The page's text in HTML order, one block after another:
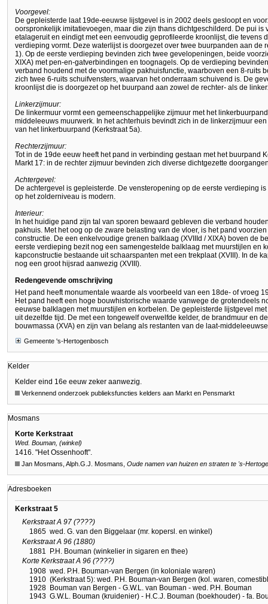
Voorgevel:
De gepleisterde laat 19de-eeuwse lijstgevel is in 2002 deels gesloopt en
oorspronkelijk imitatievoegen, maar die zijn thans dichtgeschilderd. De pui
etalageruit en eindigt met een eenvoudig geprofileerde kroonlijst, die tevens
verdieping vormt. Deze waterlijst is doorgezet over twee buurpanden aan de
1). Op de eerste verdieping bevinden zich twee gevelopeningen, beide
XIXA) met pen-en-gatverbindingen en toognagels. Op de verdieping
verband houdend met de voormalige pakhuisfunctie, waarboven een 8-ruits
zich twee 6-ruits schuifvensters, waarvan het onderraam schuivend is. De
kroonlijst die is doorgezet op het buurpand aan zowel de rechter- als de
Linkerzijmuur:
De linkermuur vormt een gemeenschappelijke zijmuur met het
middeleeuws muurwerk. In het achterhuis bevindt zich in de linkerzijmuur
van het linkerbuurpand (Kerkstraat 5a).
Rechterzijmuur:
Tot in de 19de eeuw heeft het pand in verbinding gestaan met het buurpand
Markt 17: in de rechter zijmuur bevinden zich diverse dichtgezette
Achtergevel:
De achtergevel is gepleisterde. De vensteropening op de eerste verdieping
op het zolderniveau is modern.
Interieur:
In het huidige pand zijn tal van sporen bewaard gebleven die verband
pakhuis. Met het oog op de zware belasting van de vloer, is het pand
constructie. De een enkelvoudige grenen balklaag (XVIIId / XIXA) boven de
eerste verdieping bezit nog een samengestelde balklaag met muurstijlen en
kapconstructie bestaande uit schaarspanten met een trekplaat (XVIII). In de
nog een groot hijsrad aanwezig (XVIII).
Redengevende omschrijving
Het pand heeft monumentale waarde als voorbeeld van een 18de- of vroeg
Het pand heeft een hoge bouwhistorische waarde vanwege de grotendeels
eeuwse balklagen met muurstijlen en korbelen. De gepleisterde lijstgevel
uit dezelfde tijd. De met een tongewelf overwelfde kelder, de brandmuur en
bouwmassa (XVA) en zijn van belang als restanten van de laat-
Gemeente 's-Hertogenbosch
Kelder
Kelder eind 16e eeuw zeker aanwezig.
Verkennend onderzoek publieksfuncties kelders aan Markt en Pensmarkt
Mosmans
Korte Kerkstraat
Wed. Bouman, (winkel)
1416. "Het Ossenhooft".
Jan Mosmans, Alph.G.J. Mosmans, Oude namen van huizen en straten te 's-
Adresboeken
Kerkstraat 5
Kerkstraat A 97 (????)
1865 wed. G. van den Biggelaar (mr. kopersl. en winkel)
Kerkstraat A 96 (1880)
1881
P.H. Bouman (winkelier in sigaren en thee)
Korte Kerkstraat A 96 (????)
1908 wed. P.H. Bouman-van Bergen (in koloniale waren)
1910 (Kerkstraat 5): wed. P.H. Bouman-van Bergen (kol. waren,
1928 Bouman van Bergen - G.W.L. van Bouman - wed. P.H. Bouman
1943 G.W.L. Bouman (kruidenier) - H.C.J. Bouman (boekhouder) - fa.